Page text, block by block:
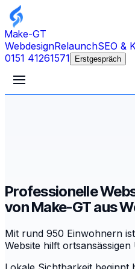
Make-GT
WebdesignRelaunchSEO &
0151 41261571
Erstgespräch
Professionelle
von Make-GT aus
Mit rund 950 Einwohnern
Website hilft